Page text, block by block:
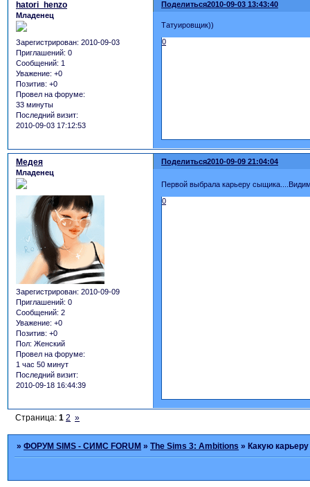
Поделиться2010-09-03 13:43:40
hatori_henzo
Младенец
Зарегистрирован: 2010-09-03
Приглашений: 0
Сообщений: 1
Уважение: +0
Позитив: +0
Провел на форуме:
33 минуты
Последний визит:
2010-09-03 17:12:53
Татуировщик))
0
Поделиться2010-09-09 21:04:04
Медея
Младенец
Зарегистрирован: 2010-09-09
Приглашений: 0
Сообщений: 2
Уважение: +0
Позитив: +0
Пол: Женский
Провел на форуме:
1 час 50 минут
Последний визит:
2010-09-18 16:44:39
Первой выбрала карьеру
0
Страница:1 2 »
»ФОРУМ SIMS - СИМС FORUM »The Sims 3: Ambitions » Какую